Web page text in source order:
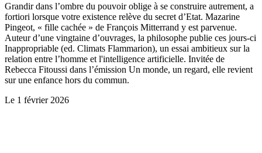
Grandir dans l’ombre du pouvoir oblige à se construire autrement, a
fortiori lorsque votre existence relève du secret d’Etat. Mazarine
Pingeot, « fille cachée » de François Mitterrand y est parvenue.
Auteur d’une vingtaine d’ouvrages, la philosophe publie ces jours-ci
Inappropriable (ed. Climats Flammarion), un essai ambitieux sur la
relation entre l’homme et l'intelligence artificielle. Invitée de
Rebecca Fitoussi dans l’émission Un monde, un regard, elle revient
sur une enfance hors du commun.
Le 1 février 2026